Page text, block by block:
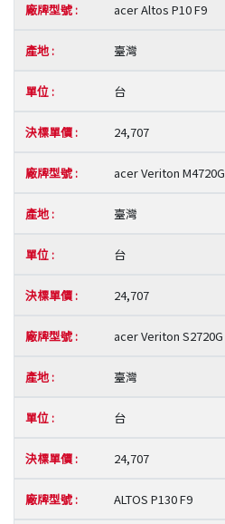
acer Altos P10 F9
臺灣
台
24,707
acer Veriton M4720G
臺灣
台
24,707
acer Veriton S2720G
臺灣
台
24,707
ALTOS P130 F9